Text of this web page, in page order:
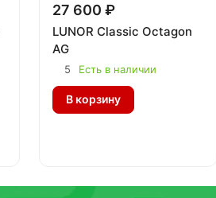
27 600 ₽
LUNOR Classic Octagon
AG
5 Есть в наличии
В корзину